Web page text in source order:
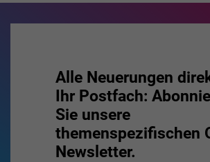
Alle Neuerungen
Ihr Postfach:
Sie unsere
themenspezifischen
Newsletter.